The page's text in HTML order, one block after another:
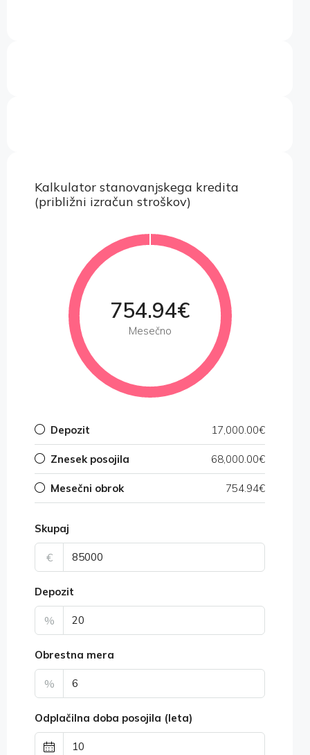
Kalkulator stanovanjskega kredita
(približni izračun stroškov)
754.94€
Mesečno
Depozit 17,000.00€
Znesek posojila 68,000.00€
Mesečni obrok 754.94€
Skupaj
€
Depozit
%
Obrestna mera
%
Odplačilna doba posojila (leta)